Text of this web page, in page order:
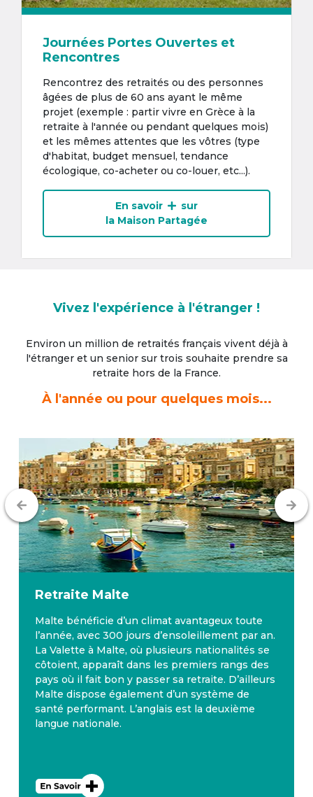
Journées Portes Ouvertes et
Rencontres
Rencontrez des retraités ou des personnes
âgées de plus de 60 ans ayant le même
projet (exemple : partir vivre en Grèce à la
retraite à l'année ou pendant quelques mois)
et les mêmes attentes que les vôtres (type
d'habitat, budget mensuel, tendance
écologique, co-acheter ou co-louer, etc...).
En savoir
sur
la Maison Partagée
Vivez l'expérience à l'étranger !
Environ un million de retraités français vivent déjà à
l'étrangeret un senior sur trois souhaite prendre sa
retraite hors de la France.
À l'année ou pour quelques mois...
Retraite Malte
Malte bénéficie d’un climat avantageux toute
l’année, avec 300 jours d’ensoleillement par an.
La Valette à Malte, où plusieurs nationalités se
côtoient, apparaît dans les premiers rangs des
pays où il fait bon y passer sa retraite. D’ailleurs
Malte dispose également d’un système de
santé performant. L’anglais est la deuxième
langue nationale.